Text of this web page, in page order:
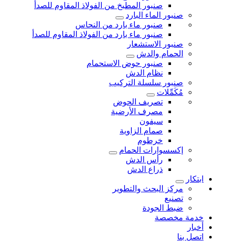
صنبور المطبخ من الفولاذ المقاوم للصدأ
صنبور الماء البارد
صنبور ماء بارد من النحاس
صنبور ماء بارد من الفولاذ المقاوم للصدأ
صنبور الاستشعار
الحمام والدش
صنبور حوض الاستحمام
نظام الدش
صنبور سلسلة التركيب
مُكَمِّلات
تصريف الحوض
مصرف الأرضية
سيفون
صمام الزاوية
خرطوم
إكسسوارات الحمام
رأس الدش
ذراع الدش
ابتكار
مركز البحث والتطوير
تصنيع
ضبط الجودة
خدمة مخصصة
أخبار
اتصل بنا